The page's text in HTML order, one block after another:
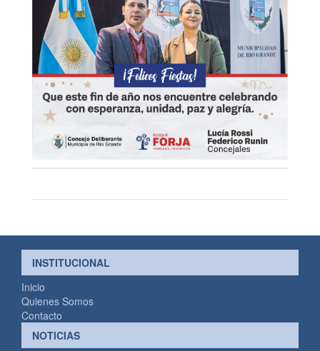
INSTITUCIONAL
Inicio
Quienes Somos
Contacto
NOTICIAS